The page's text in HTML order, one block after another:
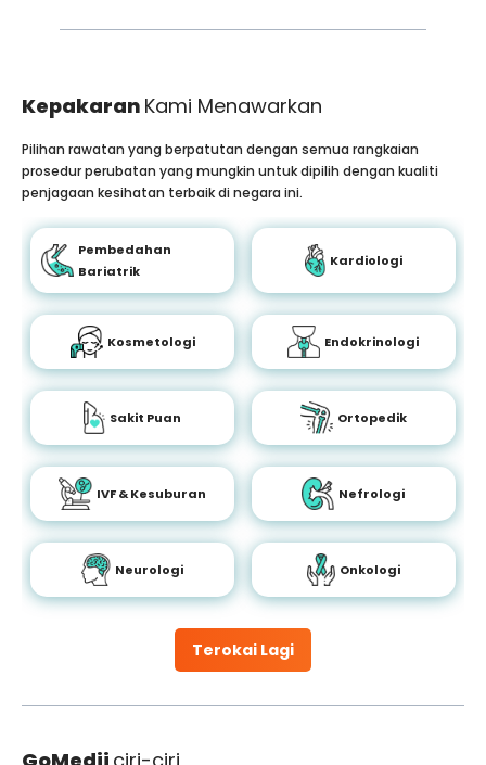
Kepakaran Kami Menawarkan
Terokai Lagi
Pilihan rawatan yang berpatutan dengan semua rangkaian
prosedur perubatan yang mungkin untuk dipilih dengan kualiti
penjagaan kesihatan terbaik di negara ini.
Pembedahan
Bariatrik
Kardiologi
Kosmetologi Endokrinologi
Sakit Puan Ortopedik
IVF & Kesuburan Nefrologi
Neurologi Onkologi